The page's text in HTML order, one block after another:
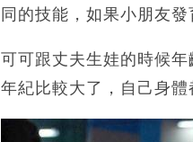
同的技能，如果小朋友
可可跟丈夫生娃的時候
年紀比較大了，自己身體